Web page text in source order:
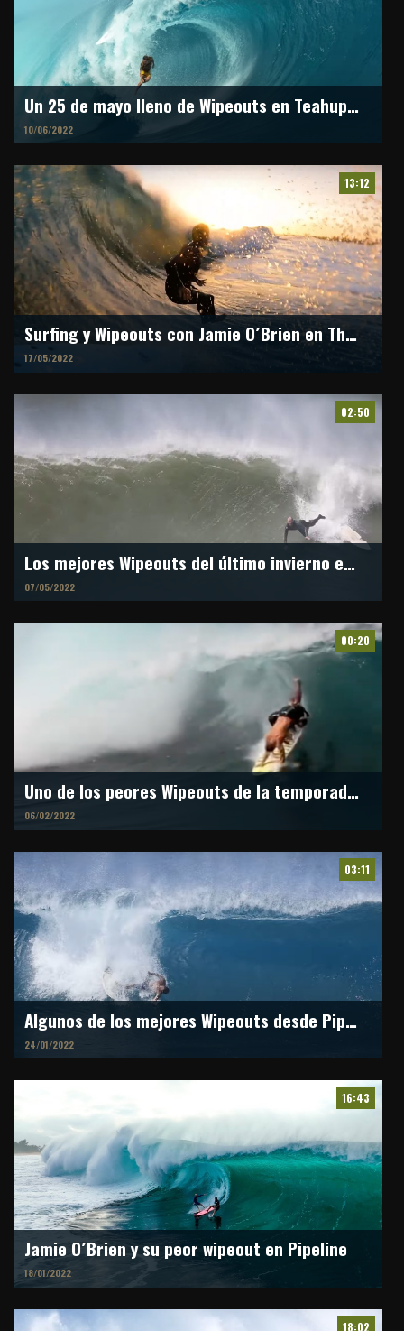
Un 25 de mayo lleno de Wipeouts en Teahupo´o
10/06/2022
13:12
Surfing y Wipeouts con Jamie O´Brien en The Wedge
17/05/2022
02:50
Los mejores Wipeouts del último invierno en Ericeira
07/05/2022
00:20
Uno de los peores Wipeouts de la temporada en Pipeline
06/02/2022
03:11
Algunos de los mejores Wipeouts desde Pipeline
24/01/2022
16:43
Jamie O´Brien y su peor wipeout en Pipeline
18/01/2022
18:02